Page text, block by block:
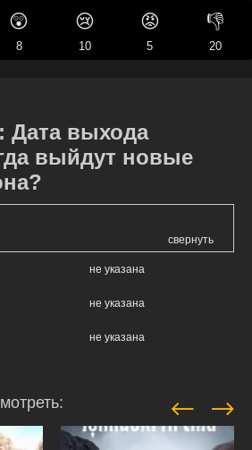
😲
8
😢
10
😡
5
👎
20
Дата выхода
выйдут новые
свернуть
не указана
не указана
не указана